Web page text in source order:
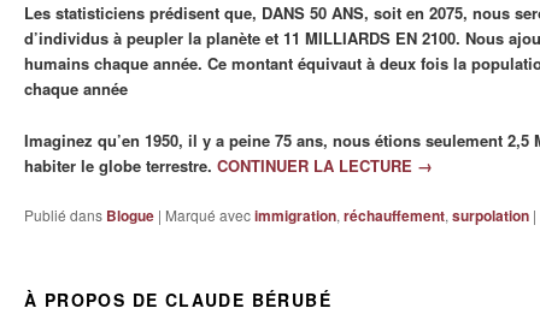
Les statisticiens prédisent que, DANS 50 ANS, soit en 2075, nous
d’individus à peupler la planète et 11 MILLIARDS EN 2100. Nous
humains chaque année. Ce montant équivaut à deux fois la
chaque année
Imaginez qu’en 1950, il y a peine 75 ans, nous étions seulement 2,5
habiter le globe terrestre. CONTINUER LA LECTURE →
Publié dans Blogue | Marqué avecimmigration, réchauffement, surpolation |
À PROPOS DE CLAUDE BÉRUBÉ